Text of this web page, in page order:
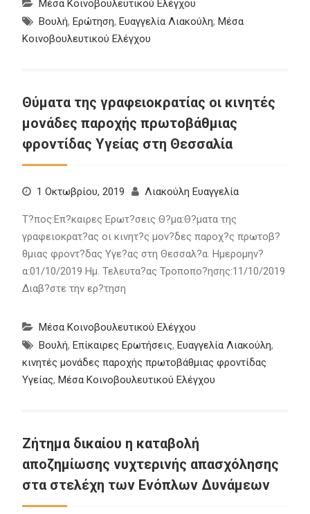
Μέσα Κοινοβουλευτικού Ελέγχου
Βουλή, Ερώτηση, Ευαγγελία Λιακούλη, Μέσα
Κοινοβουλευτικού Ελέγχου
Θύματα της γραφειοκρατίας οι κινητές
μονάδες παροχής πρωτοβάθμιας
φροντίδας Υγείας στη Θεσσαλία
1 Οκτωβρίου, 2019 Λιακούλη Ευαγγελία
Τ?πος:Επ?καιρες Ερωτ?σεις Θ?μα:Θ?ματα της
γραφειοκρατ?ας οι κινητ?ς μον?δες παροχ?ς πρωτοβ?
θμιας φροντ?δας Υγε?ας στη Θεσσαλ?α. Ημερομην?
α:01/10/2019 Ημ. Τελευτα?ας Τροποπο?ησης:11/10/2019
Διαβ?στε την ερ?τηση
Μέσα Κοινοβουλευτικού Ελέγχου
Βουλή, Επίκαιρες Ερωτήσεις, Ευαγγελία Λιακούλη,
κινητές μονάδες παροχής πρωτοβάθμιας φροντίδας
Υγείας, Μέσα Κοινοβουλευτικού Ελέγχου
Ζήτημα δικαίου η καταβολή
αποζημίωσης νυχτερινής απασχόλησης
στα στελέχη των Ενόπλων Δυνάμεων